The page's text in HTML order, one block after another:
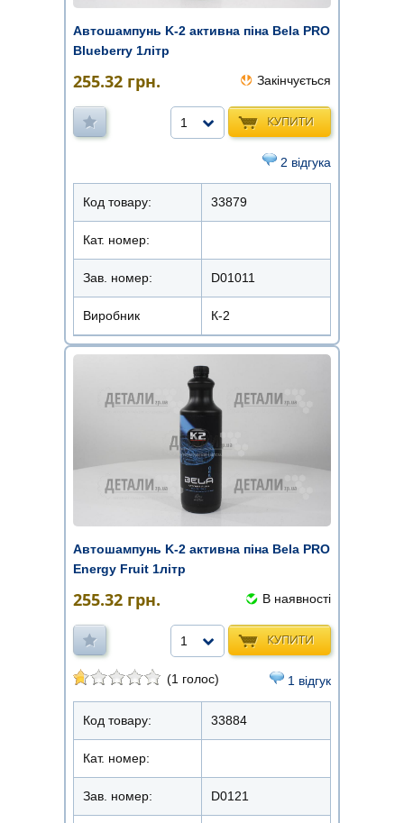
Автошампунь K-2 активна піна Bela PRO
Blueberry 1літр
255.32 грн. Закінчується
КУПИТИ
1
2 відгука
Код товару: 33879
Кат. номер:
Зав. номер: D01011
Виробник К-2
Автошампунь K-2 активна піна Bela PRO
Energy Fruit 1літр
255.32 грн. В наявності
КУПИТИ
1
(1 голос) 1 відгук
Код товару: 33884
Кат. номер:
Зав. номер: D0121